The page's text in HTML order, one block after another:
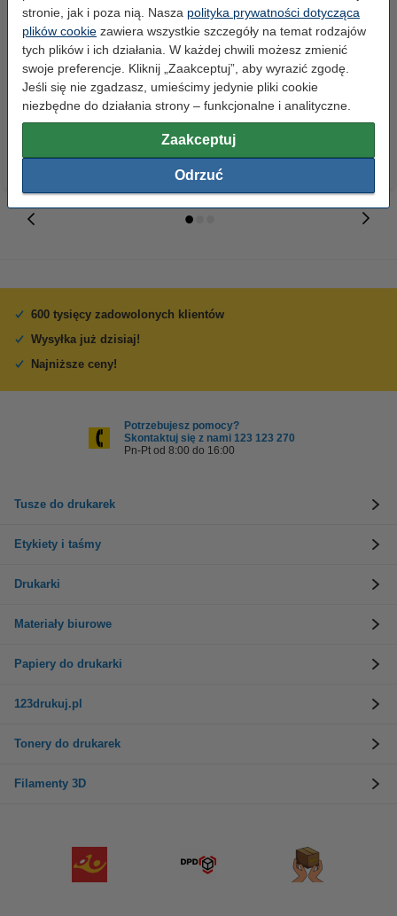
stronie, jak i poza nią. Nasza polityka prywatności dotycząca
plików cookie zawiera wszystkie szczegóły na temat rodzajów
tych plików i ich działania. W każdej chwili możesz zmienić
swoje preferencje. Kliknij „Zaakceptuj”, aby wyrazić zgodę.
Jeśli się nie zgadzasz, umieścimy jedynie pliki cookie
niezbędne do działania strony – funkcjonalne i analityczne.
Zaakceptuj
Odrzuć
Papier ksero A4 80 g/m2 (500
23,00 zł z VAT
Papier ksero A4 80 g/m2 (2500
110,00 zł z VAT
600 tysięcy zadowolonych klientów
Wysyłka już dzisiaj!
Najniższe ceny!
Potrzebujesz pomocy?
Skontaktuj się z nami 123 123 270
Pn-Pt od 8:00 do 16:00
Tusze do drukarek
Etykiety i taśmy
Drukarki
Materiały biurowe
Papiery do drukarki
123drukuj.pl
Tonery do drukarek
Filamenty 3D